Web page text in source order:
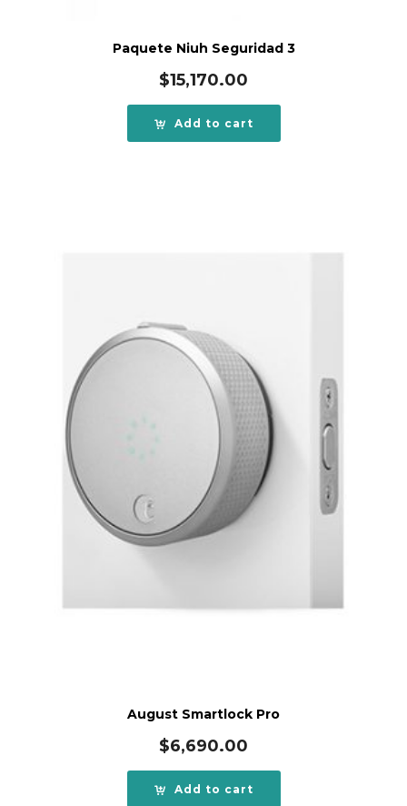
Paquete Niuh Seguridad 3
$15,170.00
Add to cart
August Smartlock Pro
$6,690.00
Add to cart